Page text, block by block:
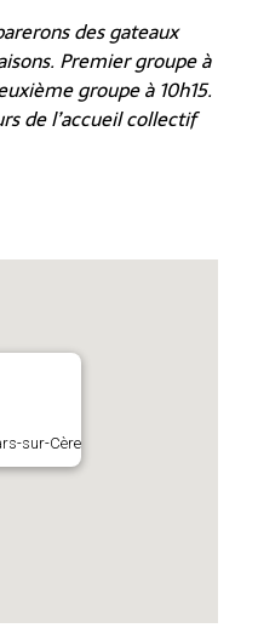
des gateaux
Premier groupe à
groupe à 10h15.
de l’accueil collectif
sur-Cère